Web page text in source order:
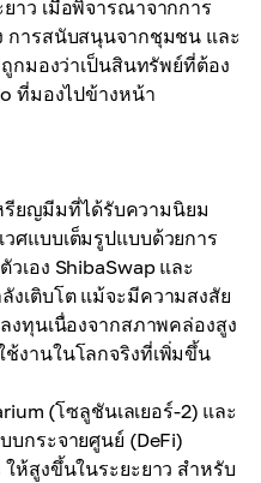
าว เมื่อพิจารณาจากการ
การสนับสนุนจากชุมชน และ
กมองว่าเป็นสินทรัพย์ที่ต้อง
ที่มองไปข้างหน้า
รียญมีมที่ได้รับความนิยม
ศแบบเต็มรูปแบบด้วยการ
เอง ShibaSwap และ
งเติบโต แม้จะมีความสงสัย
งทุนเนื่องจากสภาพคล่องสูง
งานในโลกจริงที่เพิ่มขึ้น
(โซลูชันเลเยอร์-2) และ
บกระจายศูนย์ (DeFi)
ห้สูงขึ้นในระยะยาว สำหรับ